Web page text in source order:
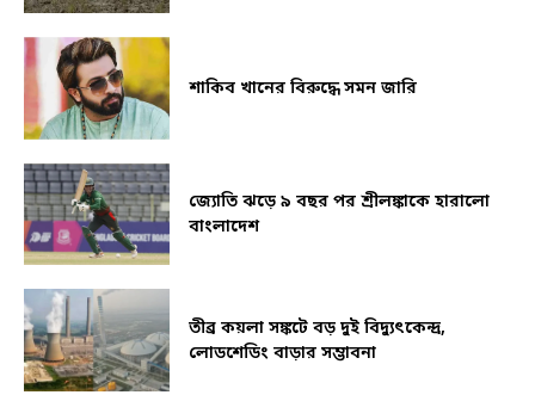
শাকিব খানের বিরুদ্ধে সমন জারি
জ্যোতি ঝড়ে ৯ বছর পর শ্রীলঙ্কাকে হারালো
বাংলাদেশ
তীব্র কয়লা সঙ্কটে বড় দুই বিদ্যুৎকেন্দ্র,
লোডশেডিং বাড়ার সম্ভাবনা